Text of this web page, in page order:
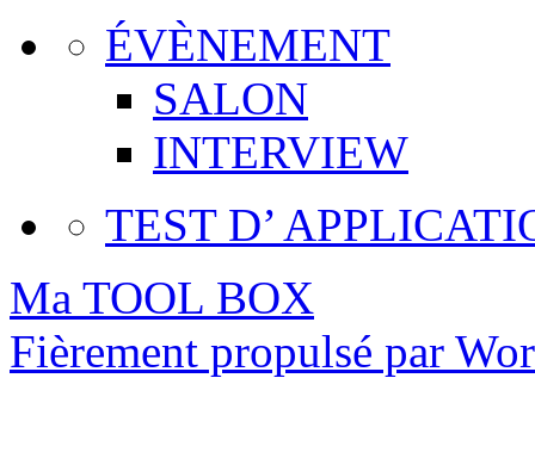
ÉVÈNEMENT
SALON
INTERVIEW
TEST D’
Ma TOOL BOX
Fièrement propulsé par